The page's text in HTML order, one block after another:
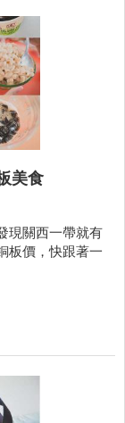
美食
現關西一帶就有
板價，快跟著一